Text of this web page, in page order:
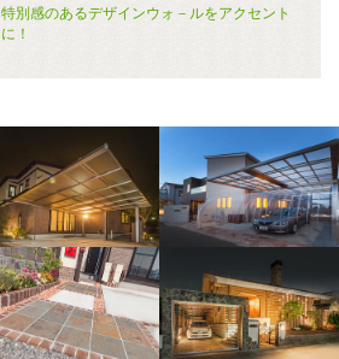
特別感のあるデザインウォ－ルをアクセント
に！